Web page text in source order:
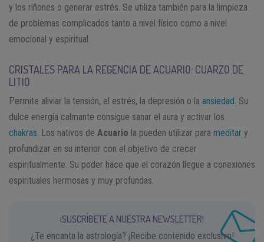
y los riñones o generar estrés. Se utiliza también para la limpieza
de problemas complicados tanto a nivel físico como a nivel
emocional y espiritual.
CRISTALES PARA LA REGENCIA DE ACUARIO: CUARZO DE
LITIO
Permite aliviar la tensión, el estrés, la depresión o la ansiedad . Su
dulce energía calmante consigue sanar el aura y activar los
chakras . Los nativos de Acuario la pueden utilizar para meditar y
profundizar en su interior con el objetivo de crecer
espiritualmente. Su poder hace que el corazón llegue a conexiones
espirituales hermosas y muy profundas.
¡SUSCRÍBETE A NUESTRA NEWSLETTER!
¿Te encanta la astrología? ¡Recibe contenido exclusivo!